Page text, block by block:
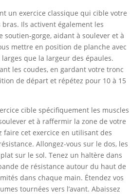
un exercice classique qui cible votre
Ils activent également les
soutien-gorge, aidant à soulever et à
mettre en position de planche avec
que la largeur des épaules.
les coudes, en gardant votre tronc
de départ et répétez pour 10 à 15
cible spécifiquement les muscles
et à raffermir la zone de votre
faire cet exercice en utilisant des
Allongez-vous sur le dos, les
sur le sol. Tenez un haltère dans
de résistance autour du haut de
dans chaque main. Étendez vos
tournées vers l’avant. Abaissez